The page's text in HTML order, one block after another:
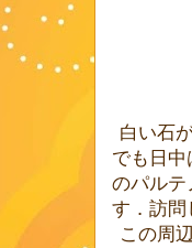
白い石
でも日
のパルテ
す．訪問
この周